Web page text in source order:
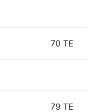
70 TE
79 TE